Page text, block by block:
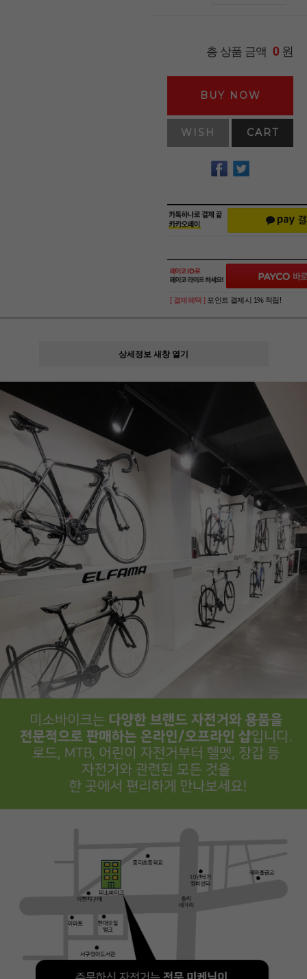
총 상품 금액 0원
BUY NOW
WISH CART
페이코 ID로
[ 결제혜택 ] 포인트 결제시 1% 적립!
상세정보 새창 열기